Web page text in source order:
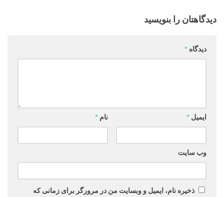
دیدگاهتان را بنویسید
دیدگاه *
نام * ایمیل *
وب‌ سایت
ذخیره نام، ایمیل و وبسایت من در مرورگر برای زمانی که